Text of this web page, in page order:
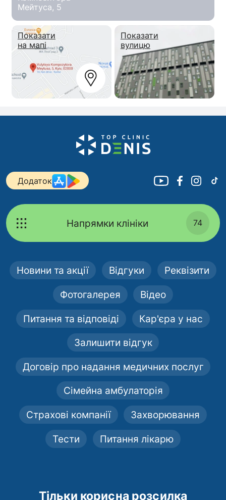
Мейтуса, 5
Показати
на мапі
Показати
вулицю
Додаток
Напрямки клініки 74
Новини та акції Відгуки Реквізити
Фотогалерея Відео
Питання та відповіді Кар'єра у нас
Залишити відгук
Договір про надання медичних послуг
Сімейна амбулаторія
Страхові компанії Захворювання
Тести Питання лікарю
Тільки корисна розсилка